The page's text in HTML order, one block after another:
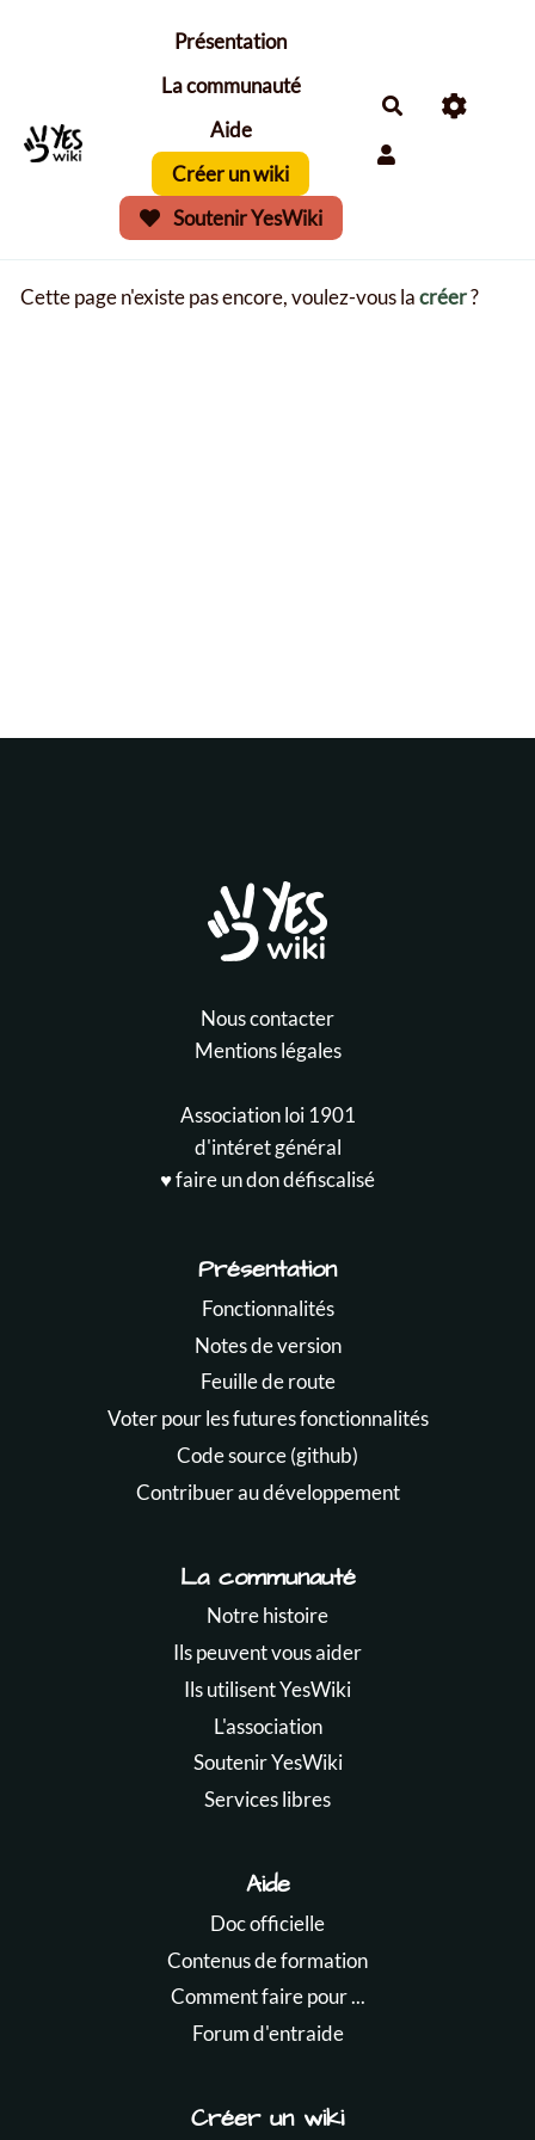
Aller au contenu principal
Présentation
La communauté
Aide
Créer un wiki
Soutenir YesWiki
Cette page n'existe pas encore, voulez-vous lacréer?
Nous contacter
Mentions légales
Association loi 1901
d'intéret général
♥️ faire un don défiscalisé
Présentation
Fonctionnalités
Notes de version
Feuille de route
Voter pour les futures fonctionnalités
Code source (github)
Contribuer au développement
La communauté
Notre histoire
Ils peuvent vous aider
Ils utilisent YesWiki
L'association
Soutenir YesWiki
Services libres
Aide
Doc officielle
Contenus de formation
Comment faire pour ...
Forum d'entraide
Créer un wiki